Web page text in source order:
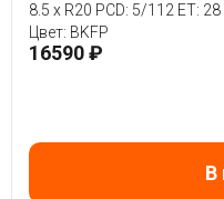
8.5 x R20 PCD: 5/112 ET: 28
Цвет: BKFP
16590 ₽
В